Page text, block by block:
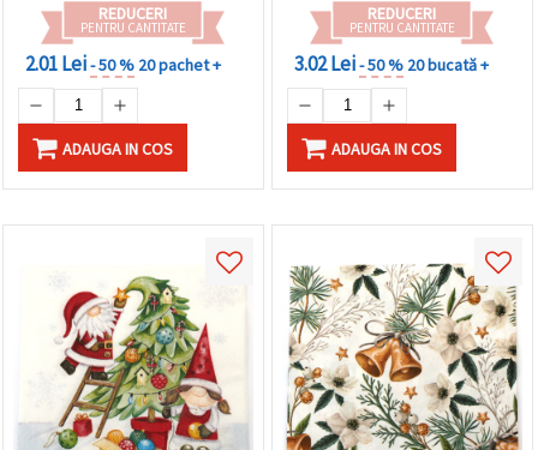
REDUCERI
PENTRU CANTITATE
2.01 Lei- 50 % 20 pachet +
ADAUGA IN COS
REDUCERI
PENTRU CANTITATE
3.02 Lei- 50 % 20 bucată +
ADAUGA IN COS